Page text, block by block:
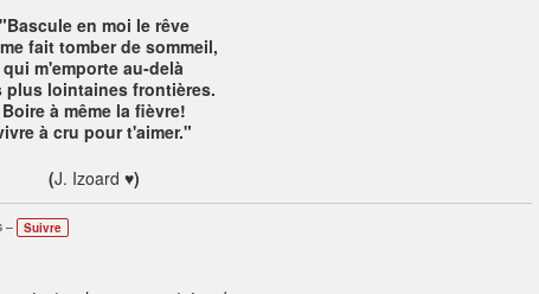
"Bascule en moi le rêve
fait tomber de sommeil,
qui m'emporte au-delà
plus lointaines frontières.
Boire à même la fièvre!
à cru pour t'aimer."
(J. Izoard ♥)
– Suivre